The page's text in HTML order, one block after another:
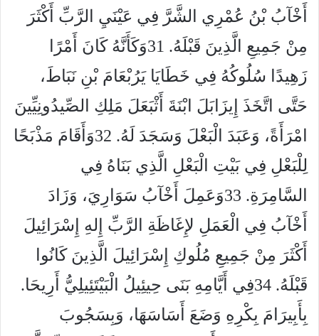
أَخْآبُ بْنُ عُمْرِي الشَّرَّ فِي عَيْنَيِ الرَّبِّ أَكْثَرَ
مِنْ جَمِيعِ الَّذِينَ قَبْلَهُ. 31وَكَأَنَّهُ كَانَ أَمْرًا
زَهِيدًا سُلُوكُهُ فِي خَطَايَا يَرُبْعَامَ بْنِ نَبَاطَ،
حَتَّى اتَّخَذَ إِيزَابَلَ ابْنَةَ أَثْبَعَلَ مَلِكِ الصِّيدُونِيِّينَ
امْرَأَةً، وَعَبَدَ الْبَعْلَ وَسَجَدَ لَهُ. 32وَأَقَامَ مَذْبَحًا
لِلْبَعْلِ فِي بَيْتِ الْبَعْلِ الَّذِي بَنَاهُ فِي
السَّامِرَةِ. 33وَعَمِلَ أَخْآبُ سَوَارِيَ، وَزَادَ
أَخْآبُ فِي الْعَمَلِ لإِغَاظَةِ الرَّبِّ إِلهِ إِسْرَائِيلَ
أَكْثَرَ مِنْ جَمِيعِ مُلُوكِ إِسْرَائِيلَ الَّذِينَ كَانُوا
قَبْلَهُ. 34فِي أَيَّامِهِ بَنَى حِيئِيلُ الْبَيْتَئِيلِيُّ أَرِيحَا.
بِأَبِيرَامَ بِكْرِهِ وَضَعَ أَسَاسَهَا، وَبِسَجُوبَ